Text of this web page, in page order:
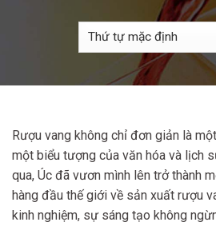
Rượu vang không chỉ đơn giản là
một biểu tượng của văn hóa và lịch
qua, Úc đã vươn mình lên trở thành
hàng đầu thế giới về sản xuất rượu
kinh nghiệm, sự sáng tạo không